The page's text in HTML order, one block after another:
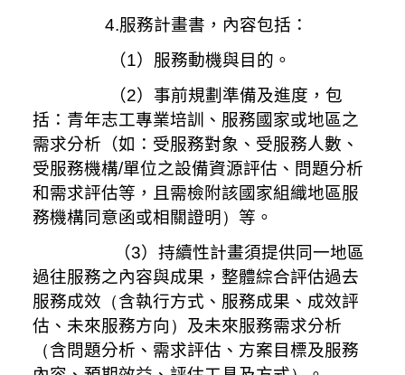
4.服務計畫書，內容包括：
（1） 服務動機與目的。
（2）事前規劃準備及進度，包
括：青年志工專業培訓、服務國家或地區之
需求分析（如：受服務對象、受服務人數、
受服務機構/單位之設備資源評估、問題分析
和需求評估等，且需檢附該國家組織地區服
務機構同意函或相關證明 ） 等。
（3）持續性計畫須提供同一地區
過往服務之內容與成果，整體綜合評估過去
服務成效 （含執行方式、服務成果、成效評
估、未來服務方向 ） 及未來服務需求分析
（含問題分析、需求評估、方案目標及服務